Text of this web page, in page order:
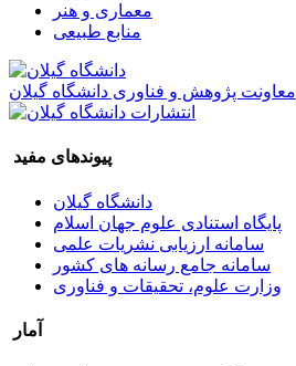
معماری و هنر
منابع طبیعی
معاونت پژوهش و فناوری دانشگاه گیلان
پیوندهای مفید
دانشگاه گیلان
پایگاه استنادی علوم جهان اسلام
سامانه ارزیابی نشریات علمی
سامانه جامع رسانه های کشور
وزارت علوم، تحقیقات و فناوری
آمار